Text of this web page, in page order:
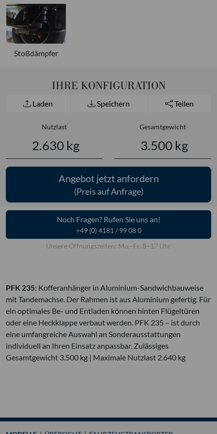
Stoßdämpfer
Nutzlast
2.630 kg
Gesamtgewicht
3.500 kg
IHRE KONFIGURATION
Laden Speichern Teilen
Angebot jetzt anfordern
(Preis auf Anfrage)
Noch Fragen? Rufen Sie uns an!
+49 (0) 4181 / 99 08 0
Unsere Öffnungszeiten: Mo.–Fr. 8–17 Uhr
PFK 235: Kofferanhänger in Aluminium-Sandwichbauweise
mit Tandemachse. Der Rahmen ist aus Aluminium gefertig. Für
ein optimales Be- und Entladen können hinten Flügeltüren
oder eine Heckklappe verbaut werden. PFK 235 – ist durch
eine umfangreiche Auswahl an Sonderausstattungen
individuell an Ihren Einsatz anpassbar. Zulässiges
Gesamtgewicht 3.500 kg | Maximale Nutzlast 2.640 kg